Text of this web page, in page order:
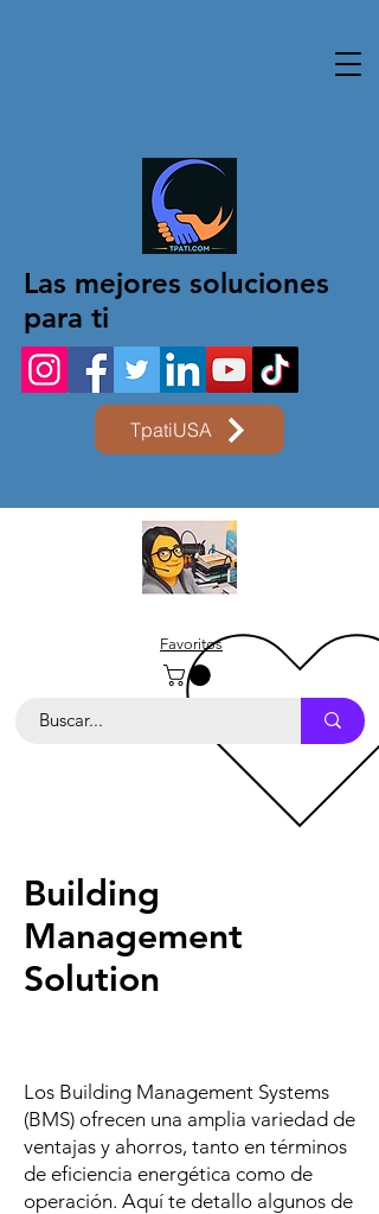
Las mejores soluciones
para ti
TpatiUSA
Favoritos
Building
Management
Solution
Los Building Management Systems
(BMS) ofrecen una amplia variedad de
ventajas y ahorros, tanto en términos
de eficiencia energética como de
operación. Aquí te detallo algunos de